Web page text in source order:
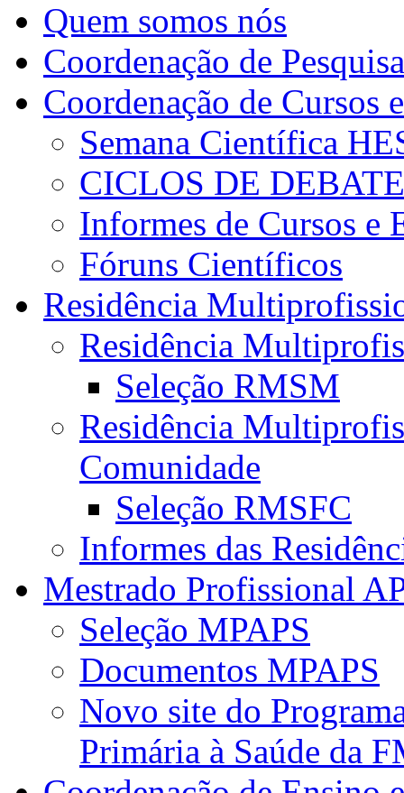
Quem somos nós
Coordenação de Pesquisa
Coordenação de Cursos
Semana Científica
CICLOS DE
Informes de Cursos e
Fóruns Científicos
Residência
Residência
Seleção RMSM
Residência
Comunidade
Seleção RMSFC
Informes das
Mestrado Profissional
Seleção MPAPS
Documentos MPAPS
Novo site do
Primária à Saúde da